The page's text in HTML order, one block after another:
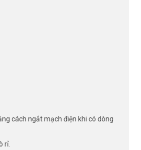
cách ngắt mạch điện khi có dòng
rỉ.